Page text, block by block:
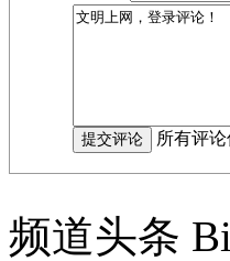
所有评
频道头条